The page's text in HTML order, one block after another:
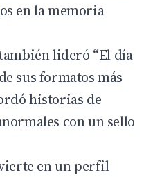
en la memoria
lideró “El día
sus formatos más
historias de
con un sello
en un perfil